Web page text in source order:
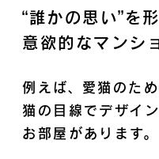
“誰かの思い”を
意欲的なマンシ
例えば、愛猫のため
猫の目線でデザイ
お部屋があります。